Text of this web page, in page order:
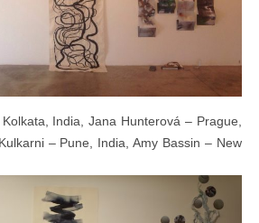
India, Jana Hunterová – Prague,
– Pune, India, Amy Bassin – New